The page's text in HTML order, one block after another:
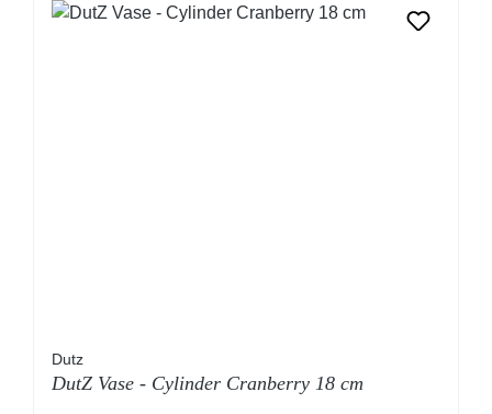
Dutz
DutZ Vase - Cylinder Cranberry 18 cm